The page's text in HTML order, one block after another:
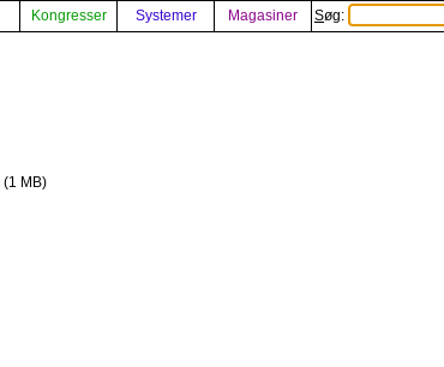
Kongresser Systemer Magasiner Søg:
(1 MB)